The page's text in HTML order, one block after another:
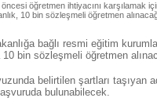
öncesi öğretmen ihtiyacını karşılamak
10 bin sözleşmeli öğretmen
bağlı resmi eğitim
bin sözleşmeli öğretmen
belirtilen şartları taşıyan
bulunabilecek.